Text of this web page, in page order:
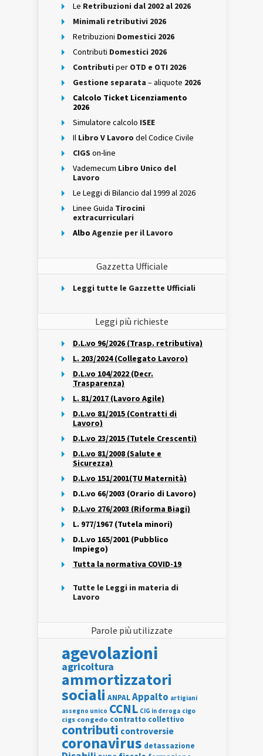
Le Retribuzioni dal 2002 al 2026
Minimali retributivi 2026
Retribuzioni Domestici 2026
Contributi Domestici 2026
Contributi per OTD e OTI 2026
Gestione separata – aliquote 2026
Calcolo Ticket Licenziamento
2026
Simulatore calcolo ISEE
Il Libro V Lavoro del Codice Civile
CIGS on-line
Vademecum Libro Unico del
Lavoro
Le Leggi di Bilancio dal 1999 al 2026
Linee Guida Tirocini
extracurriculari
Albo Agenzie per il Lavoro
Gazzetta Ufficiale
Leggi tutte le Gazzette Ufficiali
Leggi più richieste
D.L.vo 96/2026 (Trasp. retributiva)
L. 203/2024 (Collegato Lavoro)
D.L.vo 104/2022 (Decr.
Trasparenza)
L. 81/2017 (Lavoro Agile)
D.L.vo 81/2015 (Contratti di
Lavoro)
D.L.vo 23/2015 (Tutele Crescenti)
D.L.vo 81/2008 (Salute e
Sicurezza)
D.L.vo 151/2001(TU Maternità)
D.L.vo 66/2003 (Orario di Lavoro)
D.L.vo 276/2003 (Riforma Biagi)
L. 977/1967 (Tutela minori)
D.L.vo 165/2001 (Pubblico
Impiego)
Tutta la normativa COVID-19
Tutte le Leggi in materia di
Lavoro
Parole più utilizzate
agevolazioni
agricoltura
ammortizzatori
sociali ANPALAppalto artigiani
assegno unico CCNL CIG in deroga cigo
cigs congedo contratto collettivo
contributi controversie
coronavirus detassazione